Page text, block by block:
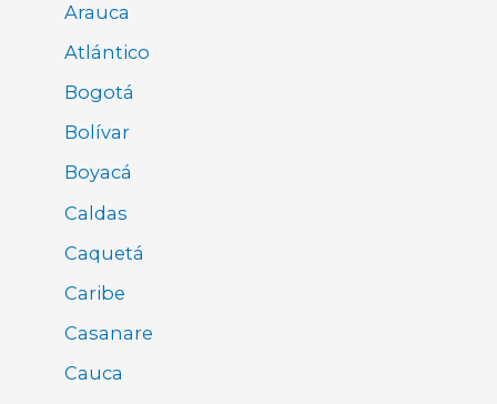
Arauca
Atlántico
Bogotá
Bolívar
Boyacá
Caldas
Caquetá
Caribe
Casanare
Cauca